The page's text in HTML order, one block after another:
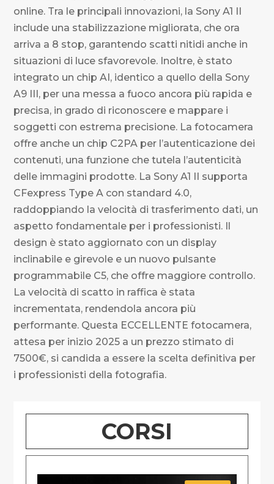
online. Tra le principali innovazioni, la Sony A1 II
include una stabilizzazione migliorata, che ora
arriva a 8 stop, garantendo scatti nitidi anche in
situazioni di luce sfavorevole. Inoltre, è stato
integrato un chip AI, identico a quello della Sony
A9 III, per una messa a fuoco ancora più rapida e
precisa, in grado di riconoscere e mappare i
soggetti con estrema precisione. La fotocamera
offre anche un chip C2PA per l’autenticazione dei
contenuti, una funzione che tutela l’autenticità
delle immagini prodotte. La Sony A1 II supporta
CFexpress Type A con standard 4.0,
raddoppiando la velocità di trasferimento dati, un
aspetto fondamentale per i professionisti. Il
design è stato aggiornato con un display
inclinabile e girevole e un nuovo pulsante
programmabile C5, che offre maggiore controllo.
La velocità di scatto in raffica è stata
incrementata, rendendola ancora più
performante. Questa ECCELLENTE fotocamera,
attesa per inizio 2025 a un prezzo stimato di
7500€, si candida a essere la scelta definitiva per
i professionisti della fotografia.
CORSI